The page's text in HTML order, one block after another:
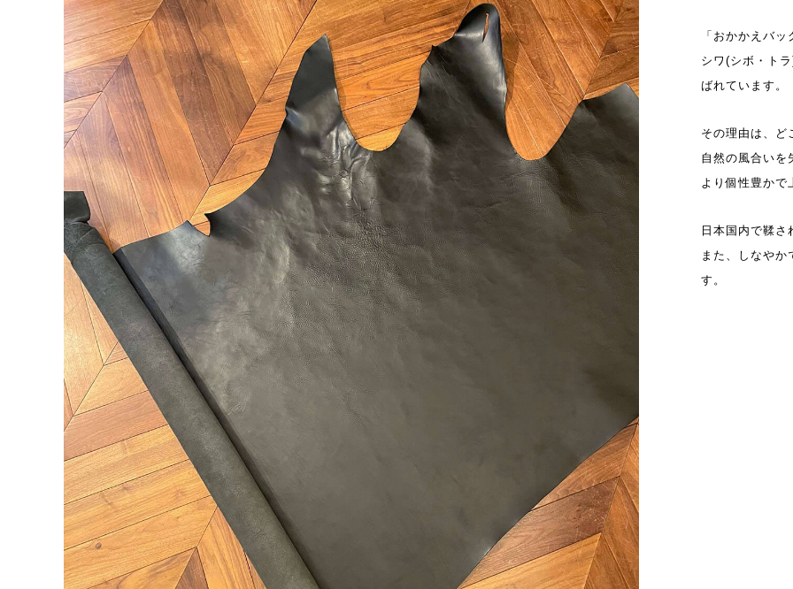
「おかかえバ
シワ(シボ・ト
ばれています。
その理由は、ど
自然の風合いを
より個性豊かで
日本国内で鞣さ
また、しなやか
す。